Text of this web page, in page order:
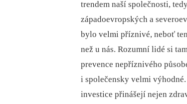
trendem naší společnosti,
západoevropských a
bylo velmi příznivé, neboť
než u nás. Rozumní lidé si
prevence nepříznivého
i společensky velmi
investice přinášejí nejen